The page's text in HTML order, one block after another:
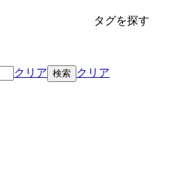
タグを探す
クリア クリア